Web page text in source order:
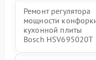
Ремонт регулятора
мощности
кухонной плиты
Bosch HSV695020T